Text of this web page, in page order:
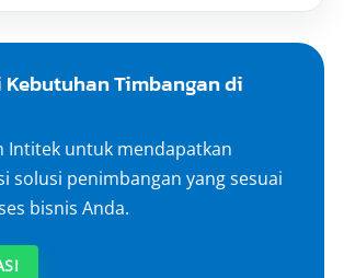
Timbangan di
Intitek untuk mendapatkan
solusi penimbangan yang sesuai
bisnis Anda.